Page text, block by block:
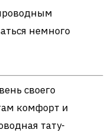
немного
своего
комфорт и
тату-